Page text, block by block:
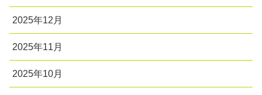
2025年12月
2025年11月
2025年10月